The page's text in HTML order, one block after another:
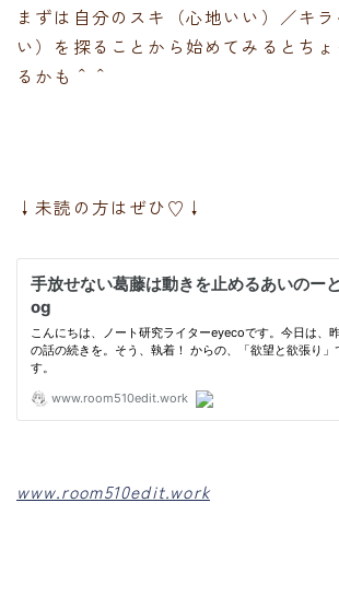
まずは自分のスキ（心地いい）／キ
い）を探ることから始めてみるとち
るかも＾＾
↓未読の方はぜひ♡↓
www.room510edit.work